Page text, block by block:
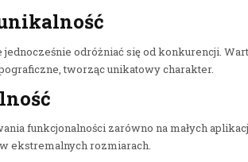
jednocześnie odróżniać się od konkurencji.
tworząc unikatowy charakter.
funkcjonalności zarówno na małych
ekstremalnych rozmiarach.